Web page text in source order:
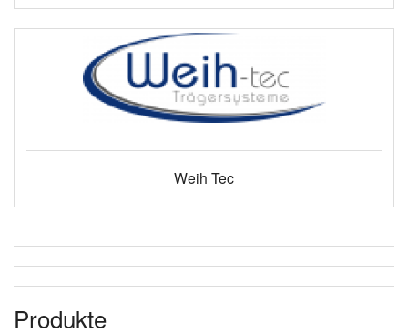
Weih Tec
Produkte